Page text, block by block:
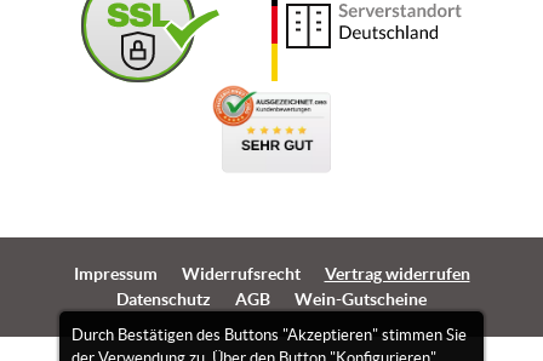
Durch Bestätigen des Buttons "Akzeptieren" stimmen Sie
Impressum Widerrufsrecht
Vertrag widerrufen
Datenschutz
AGB Wein-Gutscheine